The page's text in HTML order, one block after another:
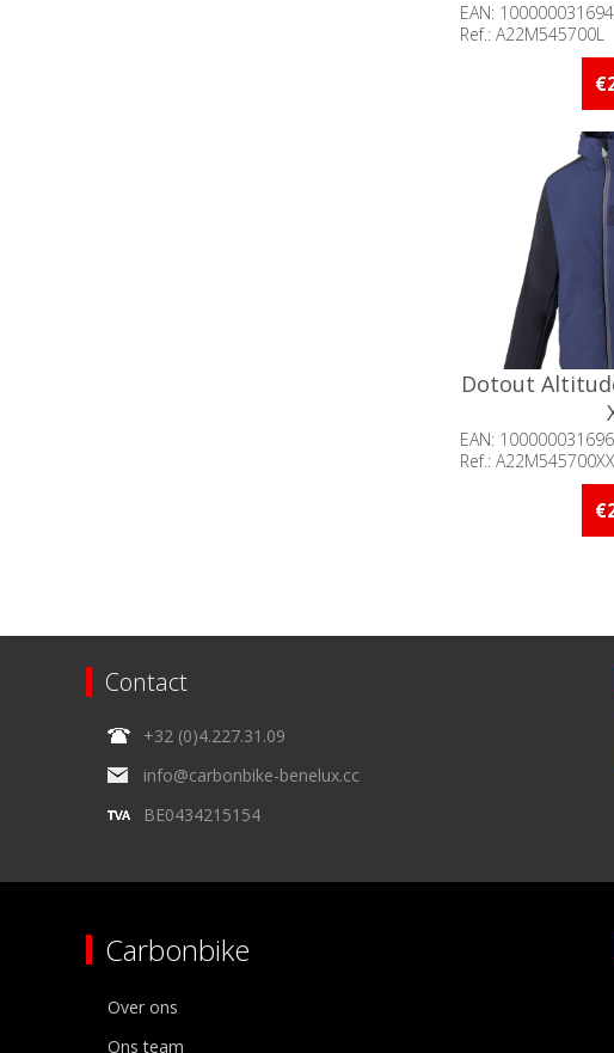
EAN:
Ref.: A22M545700L
Dotout
EAN:
Ref.:
Contact
+32 (0)4.227.31.09
info@carbonbike-benelux.cc
BE0434215154
Carbonbike
Over ons
Ons team